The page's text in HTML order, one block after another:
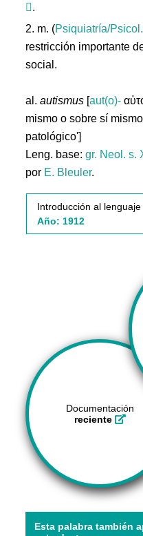
.
2. m. (Psiquiatría/Psicol.
restricción importante
social.
al.autismus [aut(o)-
mismo o sobre sí
patológico']
Leng. base:gr. Neol. s.
por E. Bleuler.
Introducción al
Año: 1912
Documentación
reciente
Esta palabra también